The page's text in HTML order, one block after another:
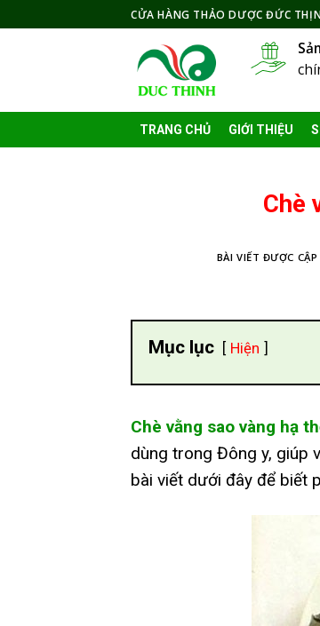
to
CỬA HÀNG THẢO DƯỢC ĐỨC
TRANG CHỦ GIỚI THIỆU
Chè
BÀI VIẾT ĐƯỢC
Mục lục Hiện
Chè vằng sao vàng hạ
dùng trong Đông y, giúp
bài viết dưới đây để biết